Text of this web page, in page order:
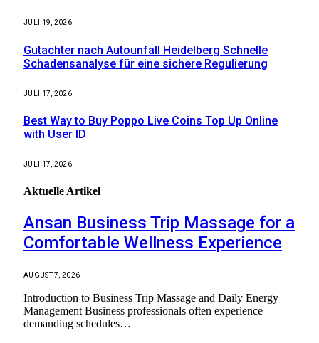
JULI 19, 2026
Gutachter nach Autounfall Heidelberg Schnelle
Schadensanalyse für eine sichere Regulierung
JULI 17, 2026
Best Way to Buy Poppo Live Coins Top Up Online
with User ID
JULI 17, 2026
Aktuelle Artikel
Ansan Business Trip Massage for a
Comfortable Wellness Experience
AUGUST 7, 2026
Introduction to Business Trip Massage and Daily Energy
Management Business professionals often experience
demanding schedules…